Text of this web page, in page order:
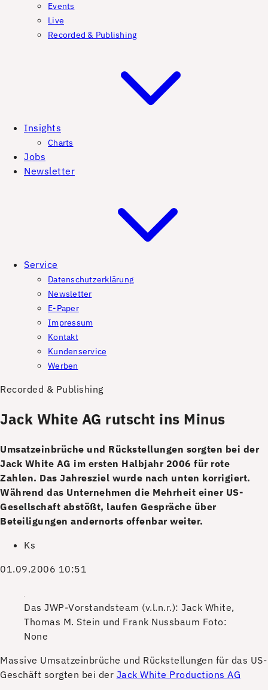
Events
Live
Recorded & Publishing
Insights
Charts
Jobs
Newsletter
Service
Datenschutzerklärung
Newsletter
E-Paper
Impressum
Kontakt
Kundenservice
Werben
Recorded & Publishing
Jack White AG rutscht ins Minus
Umsatzeinbrüche und Rückstellungen sorgten bei der
Jack White AG im ersten Halbjahr 2006 für rote
Zahlen. Das Jahresziel wurde nach unten korrigiert.
Während das Unternehmen die Mehrheit einer US-
Gesellschaft abstößt, laufen Gespräche über
Beteiligungen andernorts offenbar weiter.
Ks
01.09.2006 10:51
Das JWP-Vorstandsteam (v.l.n.r.): Jack White,
Thomas M. Stein und Frank Nussbaum Foto:
None
Massive Umsatzeinbrüche und Rückstellungen für das US-
Geschäft sorgten bei der Jack White Productions AG